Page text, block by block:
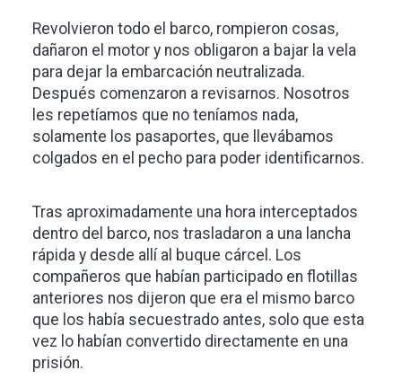
Revolvieron todo el barco, rompieron cosas,
dañaron el motor y nos obligaron a bajar la vela
para dejar la embarcación neutralizada.
Después comenzaron a revisarnos. Nosotros
les repetíamos que no teníamos nada,
solamente los pasaportes, que llevábamos
colgados en el pecho para poder identificarnos.
Tras aproximadamente una hora interceptados
dentro del barco, nos trasladaron a una lancha
rápida y desde allí al buque cárcel. Los
compañeros que habían participado en flotillas
anteriores nos dijeron que era el mismo barco
que los había secuestrado antes, solo que esta
vez lo habían convertido directamente en una
prisión.